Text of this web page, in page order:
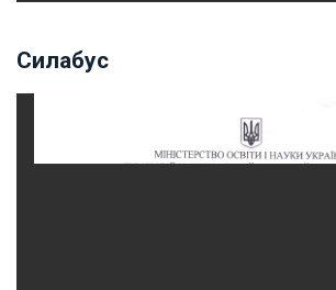
Силабус